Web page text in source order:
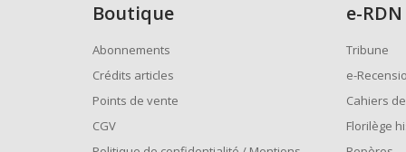
Boutique
Abonnements
Crédits articles
Points de vente
CGV
e-RDN
Tribune
e-
Cahiers
Florilège